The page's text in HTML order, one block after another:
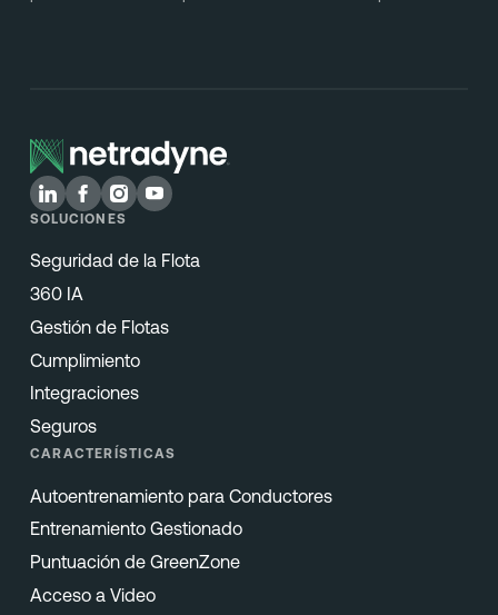
SOLUCIONES
Seguridad de la Flota
360 IA
Gestión de Flotas
Cumplimiento
Integraciones
Seguros
CARACTERÍSTICAS
Autoentrenamiento para Conductores
Entrenamiento Gestionado
Puntuación de GreenZone
Acceso a Video